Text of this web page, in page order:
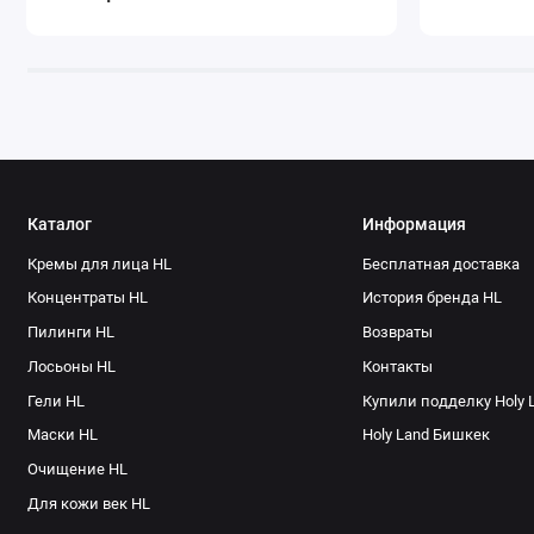
Способ применения
Holy Land JUVELAST INTENSIVE NIGHT CREAM 50 m
!!! ВАЖНО !!! ВНЕШНИЙ ВИД УПАКОВКИ МОЖЕТ
Каталог
Кремы для лица HL
Концентраты HL
Пилинги HL
Лосьоны HL
Гели HL
Маски HL
Очищение HL
Для кожи век HL
Информация
Бесплатная доставка
История бренда HL
Возвраты
Контакты
Купили подделку Holy
Holy Land Бишкек